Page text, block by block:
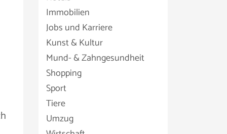
Immobilien
Jobs und Karriere
Kunst & Kultur
Mund- & Zahngesundheit
Shopping
Sport
Tiere
Umzug